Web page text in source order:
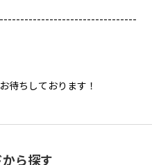
待ちしております！
ら探す